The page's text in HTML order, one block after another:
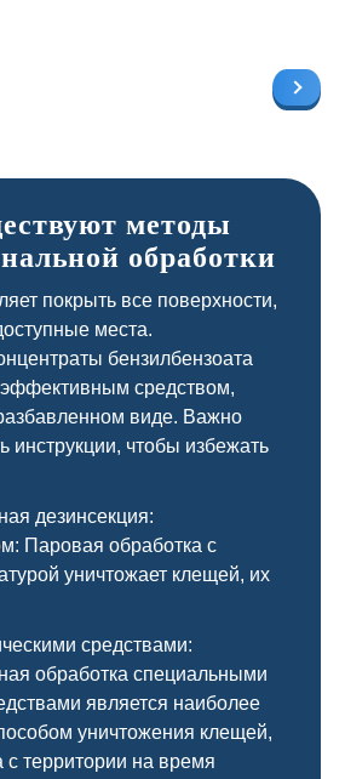
методы
обработки
покрыть все поверхности,
места.
бензилбензоата
средством,
виде. Важно
инструкции, чтобы избежать
дезинсекция:
Паровая обработка с
уничтожает клещей, их
средствами:
обработка специальными
является наиболее
уничтожения клещей,
с территории на время